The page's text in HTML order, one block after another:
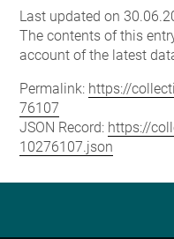
Last updated on
The contents of this
account of the latest
Permalink: https://
76107
JSON Record: https://
10276107.json